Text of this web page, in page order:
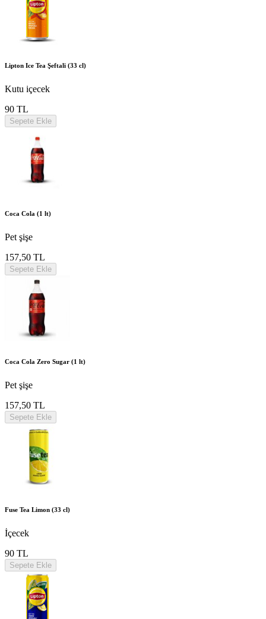
Lipton Ice Tea Şeftali (33 cl)
Kutu içecek
90 TL
Sepete Ekle
Coca Cola (1 lt)
Pet şişe
157,50 TL
Sepete Ekle
Coca Cola Zero Sugar (1 lt)
Pet şişe
157,50 TL
Sepete Ekle
Fuse Tea Limon (33 cl)
İçecek
90 TL
Sepete Ekle